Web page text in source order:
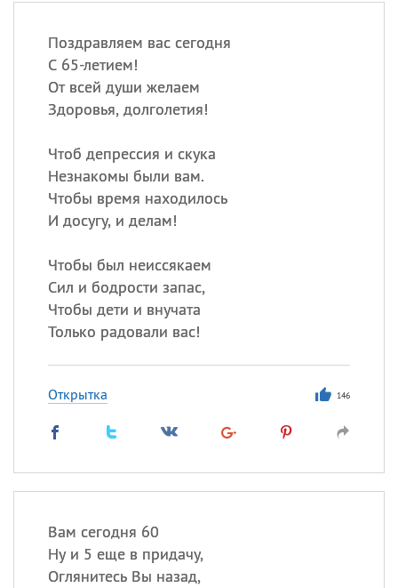
Поздравляем вас сегодня
С 65-летием!
От всей души желаем
Здоровья, долголетия!
Чтоб депрессия и скука
Незнакомы были вам.
Чтобы время находилось
И досугу, и делам!
Чтобы был неиссякаем
Сил и бодрости запас,
Чтобы дети и внучата
Только радовали вас!
Открытка 146
Вам сегодня 60
Ну и 5 еще в придачу,
Оглянитесь Вы назад,